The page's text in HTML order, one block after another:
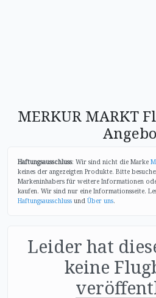
MERKUR MARKT
Haftungsausschluss: Wir sind nicht die Marke
keines der angezeigten Produkte. Bitte
Markeninhabers für weitere Informationen
kaufen. Wir sind nur eine Informationsseite.
Haftungsausschluss und Über uns.
Leider hat
keine